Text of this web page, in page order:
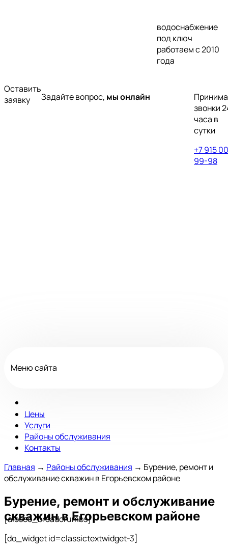
водоснабжение
под ключ
работаем с 2010
года
Оставить
заявку
Задайте вопрос, мы онлайн
звонки
часа в
сутки
+7 915
99-98
Меню сайта
Цены
Услуги
Районы обслуживания
Контакты
Главная → Районы обслуживания → Бурение, ремонт и
обслуживание скважин в Егорьевском районе
Бурение, ремонт и обслуживание
скважин в Егорьевском районе
[aioseo_breadcrumbs]
[do_widget id=classictextwidget-3]